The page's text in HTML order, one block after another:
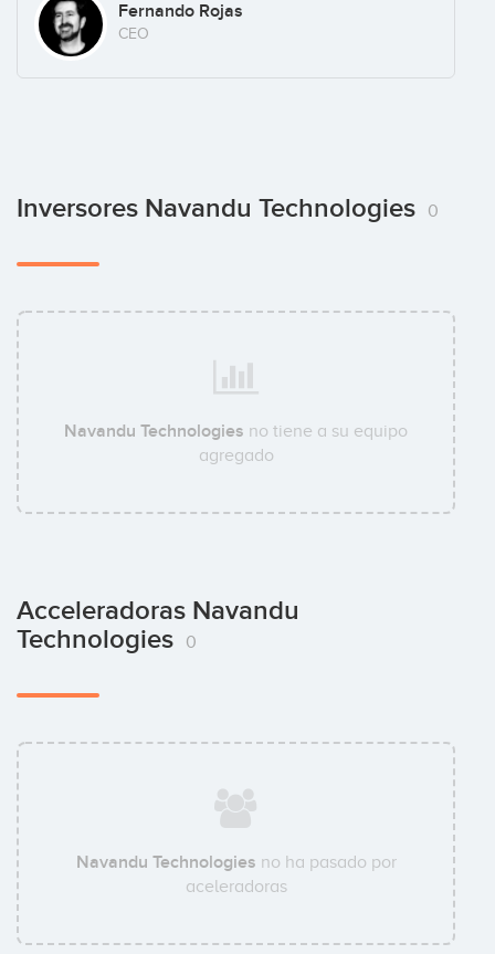
Fernando Rojas
CEO
Inversores Navandu Technologies 0
Navandu Technologies no tiene a su equipo
agregado
Acceleradoras Navandu
Technologies
0
Navandu Technologies no ha pasado por
aceleradoras